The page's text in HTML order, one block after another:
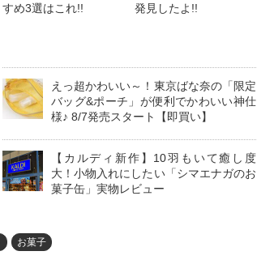
すめ3選はこれ!!
発見したよ!!
えっ超かわいい～！東京ばな奈の「限定
バッグ&ポーチ」が便利でかわいい神仕
様♪ 8/7発売スタート【即買い】
【カルディ新作】10羽もいて癒し度
大！小物入れにしたい「シマエナガのお
菓子缶」実物レビュー
お菓子